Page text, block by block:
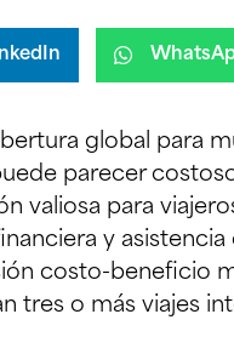
global para
parecer
valiosa para
y asistencia
costo-beneficio
tres o más viajes